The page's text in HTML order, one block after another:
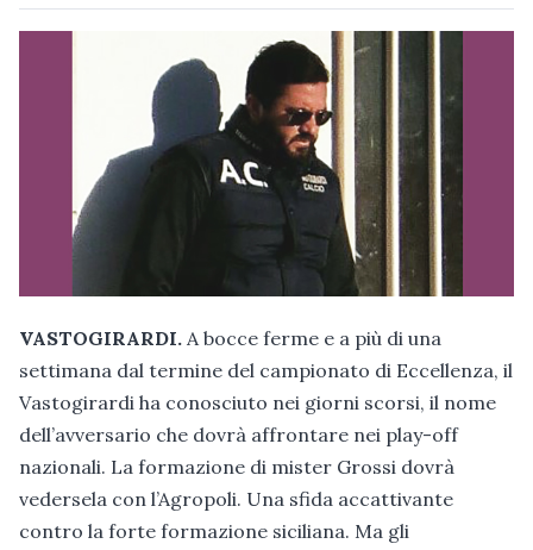
VASTOGIRARDI. A bocce ferme e a più di una
settimana dal termine del campionato di Eccellenza, il
Vastogirardi ha conosciuto nei giorni scorsi, il nome
dell’avversario che dovrà affrontare nei play-off
nazionali. La formazione di mister Grossi dovrà
vedersela con l’Agropoli. Una sfida accattivante
contro la forte formazione siciliana. Ma gli